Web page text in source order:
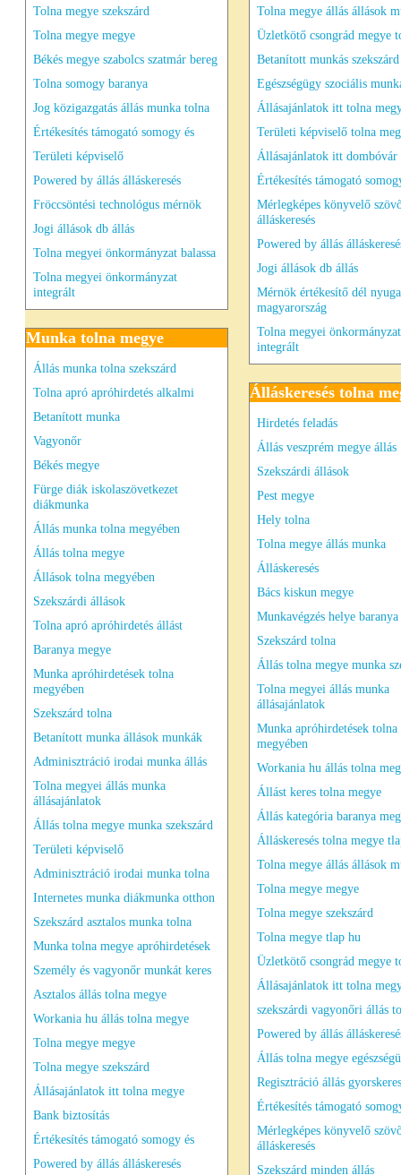
Tolna megye szekszárd
Tolna megye megye
Békés megye szabolcs szatmár bereg
Tolna somogy baranya
Jog közigazgatás állás munka tolna
Értékesítés támogató somogy és
Területi képviselő
Powered by állás álláskeresés
Fröccsöntési technológus mérnök
Jogi állások db állás
Tolna megyei önkormányzat balassa
Tolna megyei önkormányzat
integrált
Munka tolna megye
Állás munka tolna szekszárd
Tolna apró apróhirdetés alkalmi
Betanított munka
Vagyonőr
Békés megye
Fürge diák iskolaszövetkezet
diákmunka
Állás munka tolna megyében
Állás tolna megye
Állások tolna megyében
Szekszárdi állások
Tolna apró apróhirdetés állást
Baranya megye
Munka apróhirdetések tolna
megyében
Szekszárd tolna
Betanított munka állások munkák
Adminisztráció irodai munka állás
Tolna megyei állás munka
állásajánlatok
Állás tolna megye munka szekszárd
Területi képviselő
Adminisztráció irodai munka tolna
Internetes munka diákmunka otthon
Szekszárd asztalos munka tolna
Munka tolna megye apróhirdetések
Személy és vagyonőr munkát keres
Asztalos állás tolna megye
Workania hu állás tolna megye
Tolna megye megye
Tolna megye szekszárd
Állásajánlatok itt tolna megye
Bank biztosítás
Értékesítés támogató somogy és
Powered by állás álláskeresés
Tolna megye állás állások
Üzletkötő csongrád megye
Betanított munkás szekszárd
Egészségügy szociális
Állásajánlatok itt tolna
Területi képviselő tolna
Állásajánlatok itt
Értékesítés támogató
Mérlegképes könyvelő
álláskeresés
Powered by állás
Jogi állások db állás
Mérnök értékesítő dél
magyarország
Tolna megyei önkormányzat
integrált
Álláskeresés tolna
Hirdetés feladás
Állás veszprém megye állás
Szekszárdi állások
Pest megye
Hely tolna
Tolna megye állás munka
Álláskeresés
Bács kiskun megye
Munkavégzés helye
Szekszárd tolna
Állás tolna megye munka
Tolna megyei állás munka
állásajánlatok
Munka apróhirdetések tolna
megyében
Workania hu állás tolna
Állást keres tolna megye
Állás kategória baranya
Álláskeresés tolna megye
Tolna megye állás állások
Tolna megye megye
Tolna megye szekszárd
Tolna megye tlap hu
Üzletkötő csongrád megye
Állásajánlatok itt tolna
szekszárdi vagyonőri állás
Powered by állás
Állás tolna megye
Regisztráció állás
Értékesítés támogató
Mérlegképes könyvelő
álláskeresés
Szekszárd minden állás